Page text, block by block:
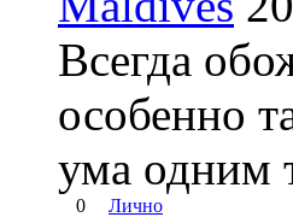
Всегда
особенно
ума одним
0 Лично